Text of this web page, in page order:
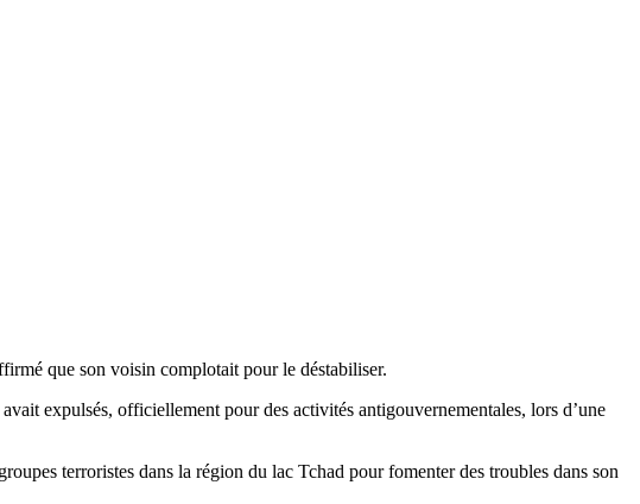
que son voisin complotait pour le déstabiliser.
expulsés, officiellement pour des activités antigouvernementales, lors d’une
terroristes dans la région du lac Tchad pour fomenter des troubles dans son